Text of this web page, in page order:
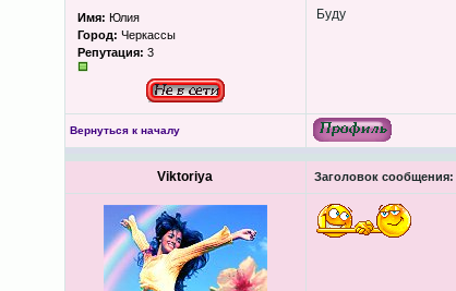
Имя: Юлия
Город: Черкассы
Репутация: 3
Буду
Вернуться к началу
Viktoriya Заголовок сообщения: